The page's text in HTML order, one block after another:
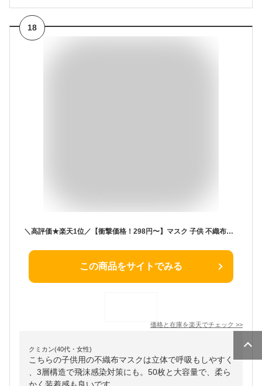
18
＼高評価★楽天1位／【衝撃価格！298円〜】マスク 子供 不織布マスク 子供用マスク 立体マスク 小さめ バイカラーマスク 血色マスク 50枚 両面同色 やわらかマスク 使い捨てマスク 子供 女性 男性 立体 マスク 不織布 おしゃれ 3層構造 お試し 10枚 WEIMALL 送料無料
この商品をサイトでみる
価格と在庫を楽天でチェック >>
クミカン(40代・女性)
こちらの子供用の不織布マスクは立体で呼吸もしやすく
、3層構造で飛沫感染対策にも。50枚と大容量で、柔ら